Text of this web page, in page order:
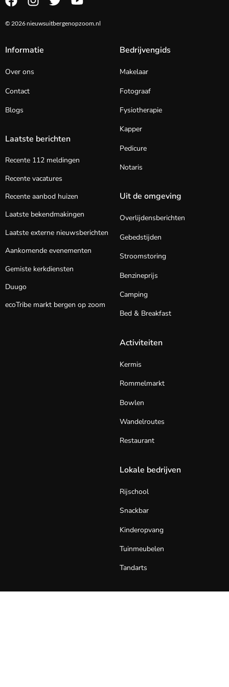
© 2026 nieuwsuitbergenopzoom.nl
Informatie
Over ons
Contact
Blogs
Laatste berichten
Recente 112 meldingen
Recente vacatures
Recente aanbod huizen
Laatste bekendmakingen
Laatste externe nieuwsberichten
Aankomende evenementen
Gemiste kerkdiensten
Duugo
ecoTribe markt bergen op zoom
Bedrijvengids
Makelaar
Fotograaf
Fysiotherapie
Kapper
Pedicure
Notaris
Uit de omgeving
Overlijdensberichten
Gebedstijden
Stroomstoring
Benzineprijs
Camping
Bed & Breakfast
Activiteiten
Kermis
Rommelmarkt
Bowlen
Wandelroutes
Restaurant
Lokale bedrijven
Rijschool
Snackbar
Kinderopvang
Tuinmeubelen
Tandarts